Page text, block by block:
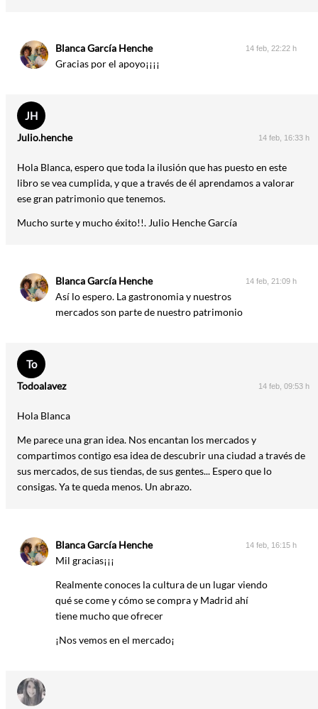
Blanca García Henche 14 feb, 22:22 h
Gracias por el apoyo¡¡¡¡
JH
Julio.henche 14 feb, 16:33 h
Hola Blanca, espero que toda la ilusión que has puesto en este
libro se vea cumplida, y que a través de él aprendamos a valorar
ese gran patrimonio que tenemos.
Mucho surte y mucho éxito!!. Julio Henche García
Blanca García Henche 14 feb, 21:09 h
Así lo espero. La gastronomia y nuestros
mercados son parte de nuestro patrimonio
To
Todoalavez 14 feb, 09:53 h
Hola Blanca
Me parece una gran idea. Nos encantan los mercados y
compartimos contigo esa idea de descubrir una ciudad a través de
sus mercados, de sus tiendas, de sus gentes... Espero que lo
consigas. Ya te queda menos. Un abrazo.
Blanca García Henche 14 feb, 16:15 h
Mil gracias¡¡¡
Realmente conoces la cultura de un lugar viendo
qué se come y cómo se compra y Madrid ahí
tiene mucho que ofrecer
¡Nos vemos en el mercado¡